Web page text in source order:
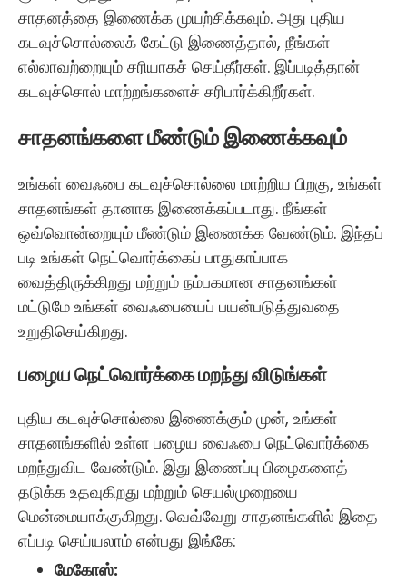
சாதனத்தை இணைக்க முயற்சிக்கவும். அது புதிய
கடவுச்சொல்லைக் கேட்டு இணைத்தால், நீங்கள்
எல்லாவற்றையும் சரியாகச் செய்தீர்கள். இப்படித்தான்
கடவுச்சொல் மாற்றங்களைச் சரிபார்க்கிறீர்கள்.
சாதனங்களை மீண்டும் இணைக்கவும்
உங்கள் வைஃபை கடவுச்சொல்லை மாற்றிய பிறகு, உங்கள்
சாதனங்கள் தானாக இணைக்கப்படாது. நீங்கள்
ஒவ்வொன்றையும் மீண்டும் இணைக்க வேண்டும். இந்தப்
படி உங்கள் நெட்வொர்க்கைப் பாதுகாப்பாக
வைத்திருக்கிறது மற்றும் நம்பகமான சாதனங்கள்
மட்டுமே உங்கள் வைஃபையைப் பயன்படுத்துவதை
உறுதிசெய்கிறது.
பழைய நெட்வொர்க்கை மறந்து விடுங்கள்
புதிய கடவுச்சொல்லை இணைக்கும் முன், உங்கள்
சாதனங்களில் உள்ள பழைய வைஃபை நெட்வொர்க்கை
மறந்துவிட வேண்டும். இது இணைப்பு பிழைகளைத்
தடுக்க உதவுகிறது மற்றும் செயல்முறையை
மென்மையாக்குகிறது. வெவ்வேறு சாதனங்களில் இதை
எப்படி செய்யலாம் என்பது இங்கே:
மேகோஸ்: